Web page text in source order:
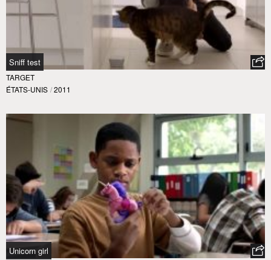
Sniff test
TARGET
ÉTATS-UNIS / 2011
Unicorn girl